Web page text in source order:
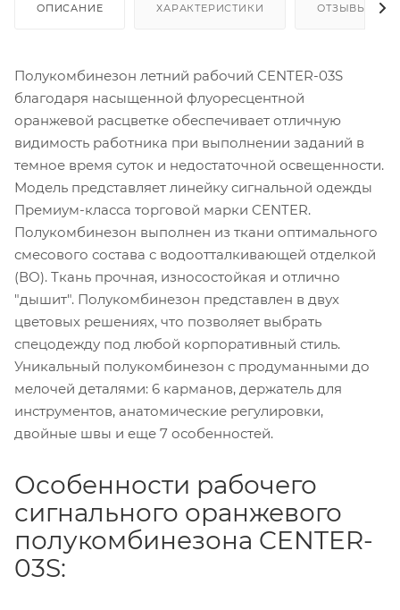
ОПИСАНИЕ ХАРАКТЕРИСТИКИ ОТЗЫВЫ
Полукомбинезон летний рабочий CENTER-03S
благодаря насыщенной флуоресцентной
оранжевой расцветке обеспечивает отличную
видимость работника при выполнении заданий в
темное время суток и недостаточной освещенности.
Модель представляет линейку сигнальной одежды
Премиум-класса торговой марки CENTER.
Полукомбинезон выполнен из ткани оптимального
смесового состава с водоотталкивающей отделкой
(ВО). Ткань прочная, износостойкая и отлично
"дышит". Полукомбинезон представлен в двух
цветовых решениях, что позволяет выбрать
спецодежду под любой корпоративный стиль.
Уникальный полукомбинезон с продуманными до
мелочей деталями: 6 карманов, держатель для
инструментов, анатомические регулировки,
двойные швы и еще 7 особенностей.
Особенности рабочего
сигнального оранжевого
полукомбинезона CENTER-
03S: